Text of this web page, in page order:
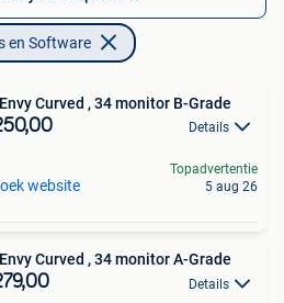
en Software
Curved , 34 monitor B-Grade
Details
website
Topadvertentie
5 aug 26
Curved , 34 monitor A-Grade
Details